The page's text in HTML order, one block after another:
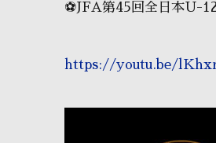
⚽JFA第45回全日本U-
https://youtu.be/